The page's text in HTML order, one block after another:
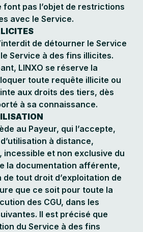
font pas l’objet de restrictions
avec le Service.
de détourner le Service
Service à des fins illicites.
LINXO se réserve la
toute requête illicite ou
aux droits des tiers, dès
à sa connaissance.
au Payeur, qui l’accepte,
à distance,
incessible et non exclusive du
la documentation afférente,
de tout droit d’exploitation de
que ce soit pour toute la
des CGU, dans les
Il est précisé que
du Service à des fins